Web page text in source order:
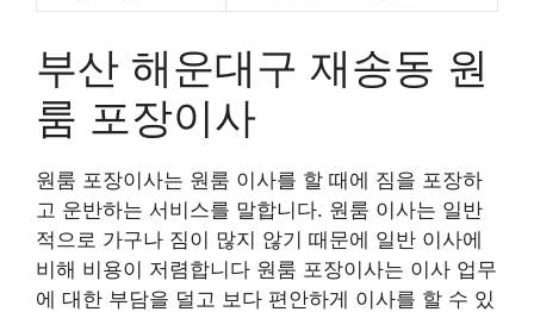
부산 해운대구 재송동 원
룸 포장이사
원룸 포장이사는 원룸 이사를 할 때에 짐을 포장하
고 운반하는 서비스를 말합니다. 원룸 이사는 일반
적으로 가구나 짐이 많지 않기 때문에 일반 이사에
비해 비용이 저렴합니다 원룸 포장이사는 이사 업무
에 대한 부담을 덜고 보다 편안하게 이사를 할 수 있